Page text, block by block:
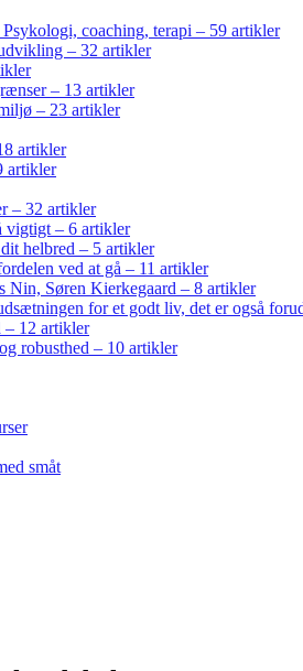
coaching, terapi – 59 artikler
– 32 artikler
– 13 artikler
– 23 artikler
artikler
artikler
– 32 artikler
vigtigt – 6 artikler
helbred – 5 artikler
ved at gå – 11 artikler
Nin, Søren Kierkegaard – 8 artikler
for et godt liv, det er også
12 artikler
robusthed – 10 artikler
småt